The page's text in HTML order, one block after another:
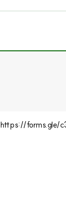
https://forms.gle/